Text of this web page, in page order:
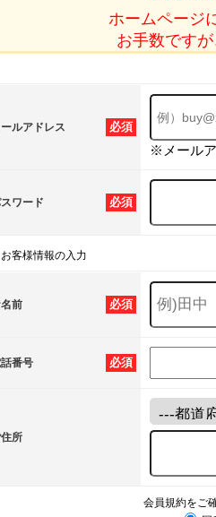
ホームページ
お手数です
必須
ルアドレス
※メール
必須
ワード
お客様情報の入力
必須
前
必須
番号
所
会員規約をご